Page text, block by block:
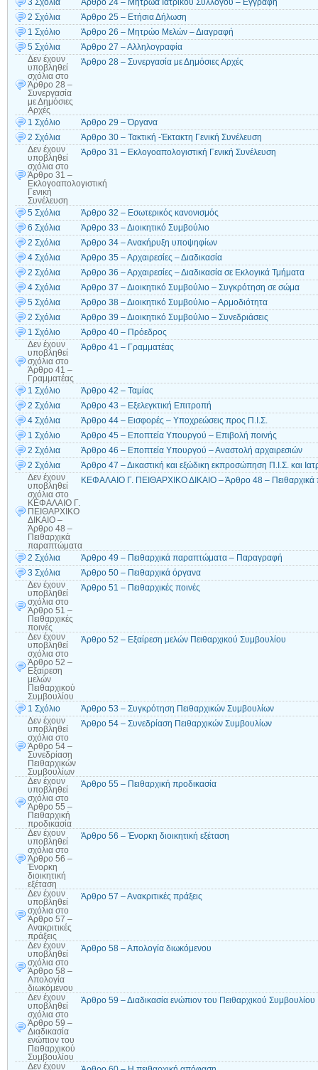
3 Σχόλια
Άρθρο 24 – Μητρώα Ιατρικού Συλλόγου – Εγγραφή
2 Σχόλια
Άρθρο 25 – Ετήσια Δήλωση
1 Σχόλιο
Άρθρο 26 – Μητρώο Μελών – Διαγραφή
5 Σχόλια
Άρθρο 27 – Αλληλογραφία
Δεν έχουν
υποβληθεί
σχόλια στο
Άρθρο 28 –
Συνεργασία
με Δημόσιες
Αρχές
Άρθρο 28 – Συνεργασία με Δημόσιες Αρχές
1 Σχόλιο
Άρθρο 29 – Όργανα
2 Σχόλια
Άρθρο 30 – Τακτική -Έκτακτη Γενική Συνέλευση
Δεν έχουν
υποβληθεί
σχόλια στο
Άρθρο 31 –
Εκλογοαπολογιστική
Γενική
Συνέλευση
Άρθρο 31 – Εκλογοαπολογιστική Γενική Συνέλευση
5 Σχόλια
Άρθρο 32 – Εσωτερικός κανονισμός
6 Σχόλια
Άρθρο 33 – Διοικητικό Συμβούλιο
2 Σχόλια
Άρθρο 34 – Ανακήρυξη υποψηφίων
4 Σχόλια
Άρθρο 35 – Αρχαιρεσίες – Διαδικασία
2 Σχόλια
Άρθρο 36 – Αρχαιρεσίες – Διαδικασία σε Εκλογικά Τμήματα
4 Σχόλια
Άρθρο 37 – Διοικητικό Συμβούλιο – Συγκρότηση σε σώμα
5 Σχόλια
Άρθρο 38 – Διοικητικό Συμβούλιο – Αρμοδιότητα
2 Σχόλια
Άρθρο 39 – Διοικητικό Συμβούλιο – Συνεδριάσεις
1 Σχόλιο
Άρθρο 40 – Πρόεδρος
Δεν έχουν
υποβληθεί
σχόλια στο
Άρθρο 41 –
Γραμματέας
Άρθρο 41 – Γραμματέας
1 Σχόλιο
Άρθρο 42 – Ταμίας
2 Σχόλια
Άρθρο 43 – Εξελεγκτική Επιτροπή
4 Σχόλια
Άρθρο 44 – Εισφορές – Υποχρεώσεις προς Π.Ι.Σ.
1 Σχόλιο
Άρθρο 45 – Εποπτεία Υπουργού – Επιβολή ποινής
2 Σχόλια
Άρθρο 46 – Εποπτεία Υπουργού – Αναστολή αρχαιρεσιών
2 Σχόλια
Άρθρο 47 – Δικαστική και εξώδικη εκπροσώπηση Π.Ι.Σ. και
Δεν έχουν
υποβληθεί
σχόλια στο
ΚΕΦΑΛΑΙΟ Γ.
ΠΕΙΘΑΡΧΙΚΟ
ΔΙΚΑΙΟ –
Άρθρο 48 –
Πειθαρχικά
παραπτώματα
ΚΕΦΑΛΑΙΟ Γ. ΠΕΙΘΑΡΧΙΚΟ ΔΙΚΑΙΟ – Άρθρο 48 –
2 Σχόλια
Άρθρο 49 – Πειθαρχικά παραπτώματα – Παραγραφή
3 Σχόλια
Άρθρο 50 – Πειθαρχικά όργανα
Δεν έχουν
υποβληθεί
σχόλια στο
Άρθρο 51 –
Πειθαρχικές
ποινές
Άρθρο 51 – Πειθαρχικές ποινές
Δεν έχουν
υποβληθεί
σχόλια στο
Άρθρο 52 –
Εξαίρεση
μελών
Πειθαρχικού
Συμβουλίου
Άρθρο 52 – Εξαίρεση μελών Πειθαρχικού Συμβουλίου
1 Σχόλιο
Άρθρο 53 – Συγκρότηση Πειθαρχικών Συμβουλίων
Δεν έχουν
υποβληθεί
σχόλια στο
Άρθρο 54 –
Συνεδρίαση
Πειθαρχικών
Συμβουλίων
Άρθρο 54 – Συνεδρίαση Πειθαρχικών Συμβουλίων
Δεν έχουν
υποβληθεί
σχόλια στο
Άρθρο 55 –
Πειθαρχική
προδικασία
Άρθρο 55 – Πειθαρχική προδικασία
Δεν έχουν
υποβληθεί
σχόλια στο
Άρθρο 56 –
Ένορκη
διοικητική
εξέταση
Άρθρο 56 – Ένορκη διοικητική εξέταση
Δεν έχουν
υποβληθεί
σχόλια στο
Άρθρο 57 –
Ανακριτικές
πράξεις
Άρθρο 57 – Ανακριτικές πράξεις
Δεν έχουν
υποβληθεί
σχόλια στο
Άρθρο 58 –
Απολογία
διωκόμενου
Άρθρο 58 – Απολογία διωκόμενου
Δεν έχουν
υποβληθεί
σχόλια στο
Άρθρο 59 –
Διαδικασία
ενώπιον του
Πειθαρχικού
Συμβουλίου
Άρθρο 59 – Διαδικασία ενώπιον του Πειθαρχικού Συμβουλίου
Δεν έχουν